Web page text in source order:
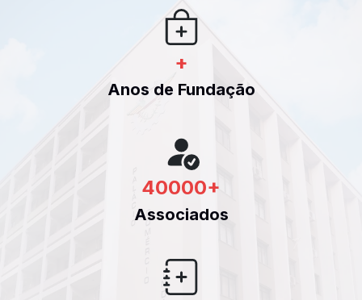
+
Anos de Fundação
40000+
Associados